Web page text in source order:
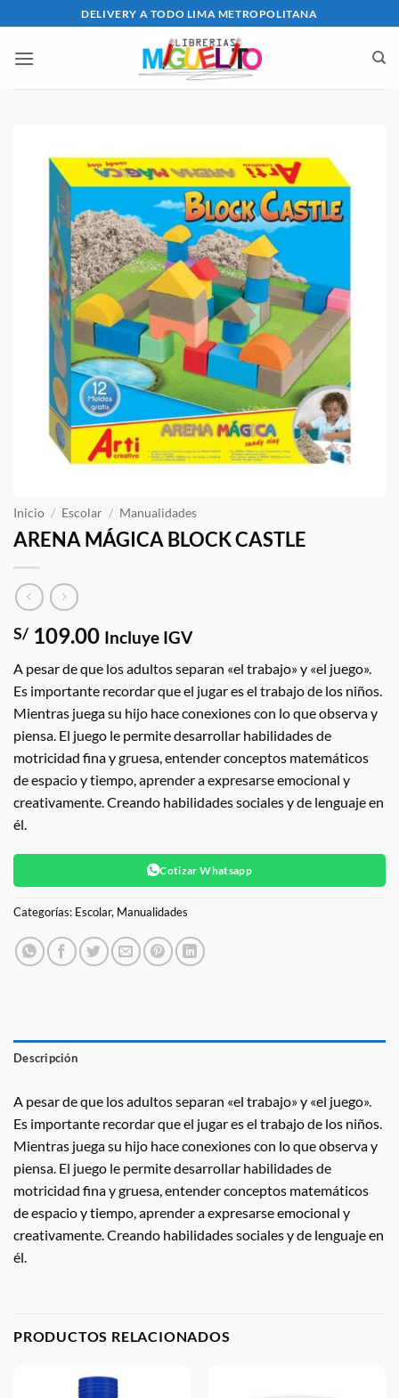
al
contenido
DELIVERY A TODO LIMA METROPOLITANA
Inicio / Escolar / Manualidades
ARENA MÁGICA BLOCK CASTLE
S/ 109.00 Incluye IGV
A pesar de que los adultos separan «el trabajo» y «el juego».
Es importante recordar que el jugar es el trabajo de los niños.
Mientras juega su hijo hace conexiones con lo que observa y
piensa. El juego le permite desarrollar habilidades de
motricidad fina y gruesa, entender conceptos matemáticos
de espacio y tiempo, aprender a expresarse emocional y
creativamente. Creando habilidades sociales y de lenguaje en
él.
Cotizar Whatsapp
Categorías: Escolar, Manualidades
Descripción
A pesar de que los adultos separan «el trabajo» y «el juego».
Es importante recordar que el jugar es el trabajo de los niños.
Mientras juega su hijo hace conexiones con lo que observa y
piensa. El juego le permite desarrollar habilidades de
motricidad fina y gruesa, entender conceptos matemáticos
de espacio y tiempo, aprender a expresarse emocional y
creativamente. Creando habilidades sociales y de lenguaje en
él.
PRODUCTOS RELACIONADOS